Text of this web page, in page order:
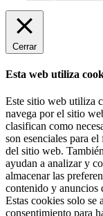
Cerrar
Esta web utiliza
Este sitio web utiliza
navega por el sitio
clasifican como
son esenciales para
del sitio web.
ayudan a analizar y
almacenar las
contenido y anuncios
Estas cookies solo se
consentimiento para